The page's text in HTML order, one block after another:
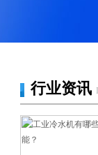
行业资讯